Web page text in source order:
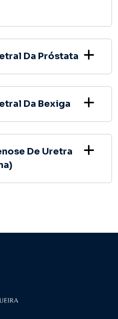
Da Próstata
Da Bexiga
De Uretra